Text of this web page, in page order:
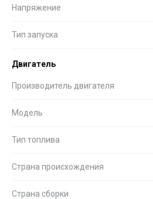
Напряжение
Тип запуска
Двигатель
Производитель двигателя
Модель
Тип топлива
Страна происхождения
Страна сборки